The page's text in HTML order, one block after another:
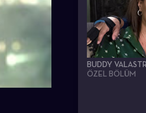
BUDDY
ÖZEL BÖLÜM